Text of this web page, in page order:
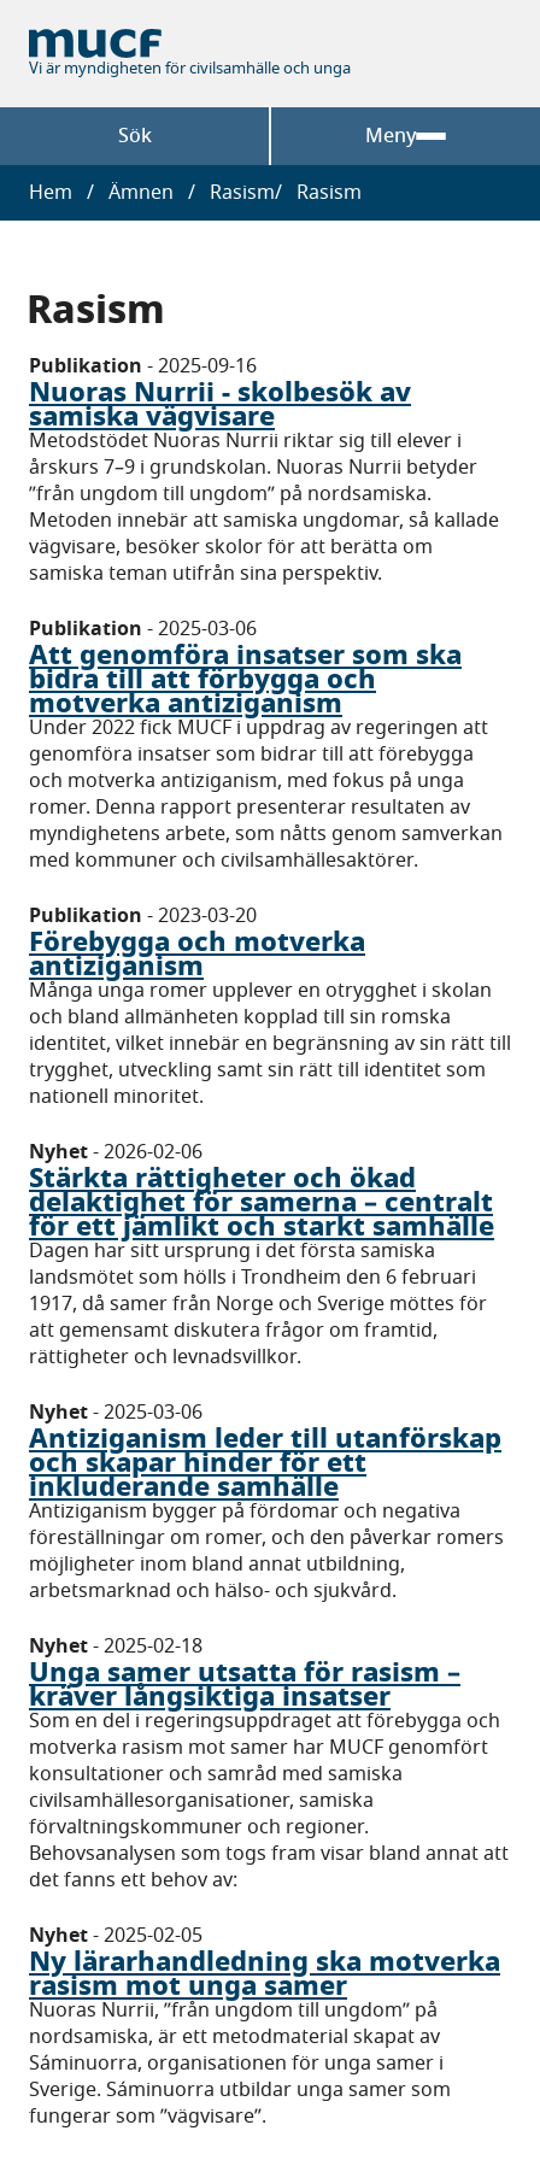
huvudinnehåll
Vi är myndigheten för civilsamhälle och unga
Sök Meny
Länkstig
Hem Ämnen Rasism Rasism
Rasism
Publikation -2025-09-16
Nuoras Nurrii - skolbesök av
samiska vägvisare
Metodstödet Nuoras Nurrii riktar sig till elever i
årskurs 7–9 i grundskolan. Nuoras Nurrii betyder
”från ungdom till ungdom” på nordsamiska.
Metoden innebär att samiska ungdomar, så kallade
vägvisare, besöker skolor för att berätta om
samiska teman utifrån sina perspektiv.
Publikation -2025-03-06
Att genomföra insatser som ska
bidra till att förbygga och
motverka antiziganism
Under 2022 fick MUCF i uppdrag av regeringen att
genomföra insatser som bidrar till att förebygga
och motverka antiziganism, med fokus på unga
romer. Denna rapport presenterar resultaten av
myndighetens arbete, som nåtts genom samverkan
med kommuner och civilsamhällesaktörer.
Publikation -2023-03-20
Förebygga och motverka
antiziganism
Många unga romer upplever en otrygghet i skolan
och bland allmänheten kopplad till sin romska
identitet, vilket innebär en begränsning av sin rätt till
trygghet, utveckling samt sin rätt till identitet som
nationell minoritet.
Nyhet-2026-02-06
Stärkta rättigheter och ökad
delaktighet för samerna – centralt
för ett jämlikt och starkt samhälle
Dagen har sitt ursprung i det första samiska
landsmötet som hölls i Trondheim den 6 februari
1917, då samer från Norge och Sverige möttes för
att gemensamt diskutera frågor om framtid,
rättigheter och levnadsvillkor.
Nyhet-2025-03-06
Antiziganism leder till utanförskap
och skapar hinder för ett
inkluderande samhälle
Antiziganism bygger på fördomar och negativa
föreställningar om romer, och den påverkar romers
möjligheter inom bland annat utbildning,
arbetsmarknad och hälso- och sjukvård.
Nyhet-2025-02-18
Unga samer utsatta för rasism –
kräver långsiktiga insatser
Som en del i regeringsuppdraget att förebygga och
motverka rasism mot samer har MUCF genomfört
konsultationer och samråd med samiska
civilsamhällesorganisationer, samiska
förvaltningskommuner och regioner.
Behovsanalysen som togs fram visar bland annat att
det fanns ett behov av:
Nyhet-2025-02-05
Ny lärarhandledning ska motverka
rasism mot unga samer
Nuoras Nurrii, ”från ungdom till ungdom” på
nordsamiska, är ett metodmaterial skapat av
Sáminuorra, organisationen för unga samer i
Sverige. Sáminuorra utbildar unga samer som
fungerar som ”vägvisare”.